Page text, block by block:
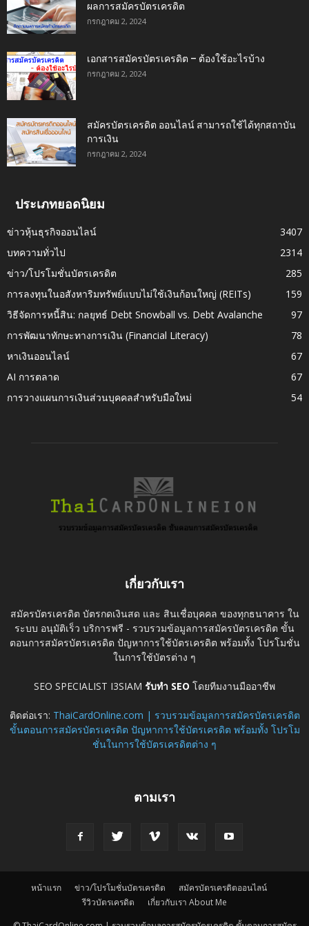
ผลการสมัครบัตรเครดิต
กรกฎาคม 2, 2024
เอกสารสมัครบัตรเครดิต – ต้องใช้อะไรบ้าง
กรกฎาคม 2, 2024
สมัครบัตรเครดิต ออนไลน์ สามารถใช้ได้ทุกสถาบัน
การเงิน
กรกฎาคม 2, 2024
ประเภทยอดนิยม
ข่าวหุ้นธุรกิจออนไลน์
3407
บทความทั่วไป
2314
ข่าว/โปรโมชั่นบัตรเครดิต
285
การลงทุนในอสังหาริมทรัพย์แบบไม่ใช้เงินก้อนใหญ่ (REITs)
159
วิธีจัดการหนี้สิน: กลยุทธ์ Debt Snowball vs. Debt Avalanche
97
การพัฒนาทักษะทางการเงิน (Financial Literacy)
78
หาเงินออนไลน์
67
AI การตลาด
67
การวางแผนการเงินส่วนบุคคลสำหรับมือใหม่
54
เกี่ยวกับเรา
สมัครบัตรเครดิต บัตรกดเงินสด และ สินเชื่อบุคคล ของทุกธนาคาร ใน
ระบบ อนุมัติเร็ว บริการฟรี - รวบรวมข้อมูลการสมัครบัตรเครดิต ขั้น
ตอนการสมัครบัตรเครดิต ปัญหาการใช้บัตรเครดิต พร้อมทั้ง โปรโมชั่น
ในการใช้บัตรต่าง ๆ
SEO SPECIALIST I3SIAM รับทำ SEO โดยทีมงานมืออาชีพ
ติดต่อเรา: ThaiCardOnline.com | รวบรวมข้อมูลการสมัครบัตรเครดิต
ขั้นตอนการสมัครบัตรเครดิต ปัญหาการใช้บัตรเครดิต พร้อมทั้ง โปรโม
ชั่นในการใช้บัตรเครดิตต่าง ๆ
ตามเรา
หน้าแรก ข่าว/โปรโมชั่นบัตรเครดิต
สมัครบัตรเครดิตออนไลน์
รีวิวบัตรเครดิต
เกี่ยวกับเรา About Me